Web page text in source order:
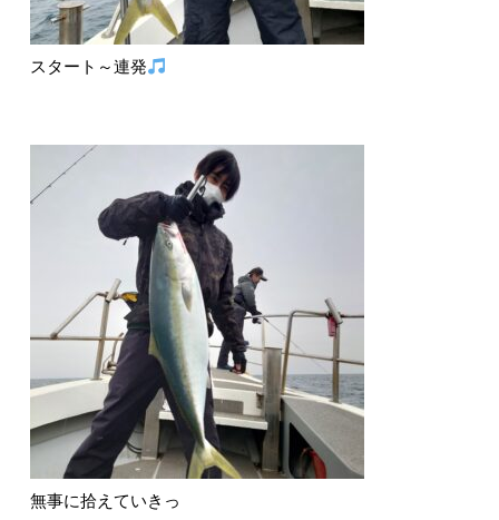
スタート～連発
無事に拾えていきっ